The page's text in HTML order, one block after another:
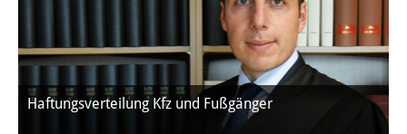
Haftungsverteilung Kfz und Fußgänger